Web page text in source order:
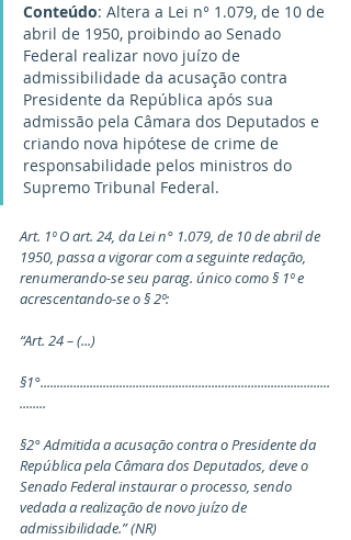
Conteúdo: Altera a Lei n° 1.079, de 10 de
abril de 1950, proibindo ao Senado
Federal realizar novo juízo de
admissibilidade da acusação contra
Presidente da República após sua
admissão pela Câmara dos Deputados e
criando nova hipótese de crime de
responsabilidade pelos ministros do
Supremo Tribunal Federal.
Art. 1º O art. 24, da Lei n° 1.079, de 10 de abril de
1950, passa a vigorar com a seguinte redação,
renumerando-se seu parag. único como § 1º e
acrescentando-se o § 2º:
“Art. 24 – (...)
§1°........................................................................................
........
§2° Admitida a acusação contra o Presidente da
República pela Câmara dos Deputados, deve o
Senado Federal instaurar o processo, sendo
vedada a realização de novo juízo de
admissibilidade.” (NR)